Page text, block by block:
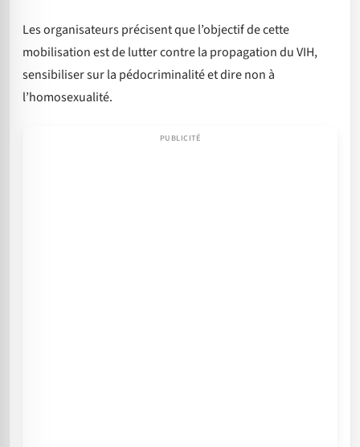
Les organisateurs précisent que l’objectif de cette
mobilisation est de lutter contre la propagation du VIH,
sensibiliser sur la pédocriminalité et dire non à
l’homosexualité.